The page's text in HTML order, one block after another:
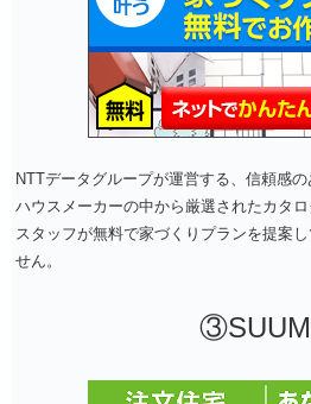
NTTデータグループが運営する、信頼感
ハウスメーカーの中から厳選されたカタ
スタッフが無料で家づくりプランを提案
せん。